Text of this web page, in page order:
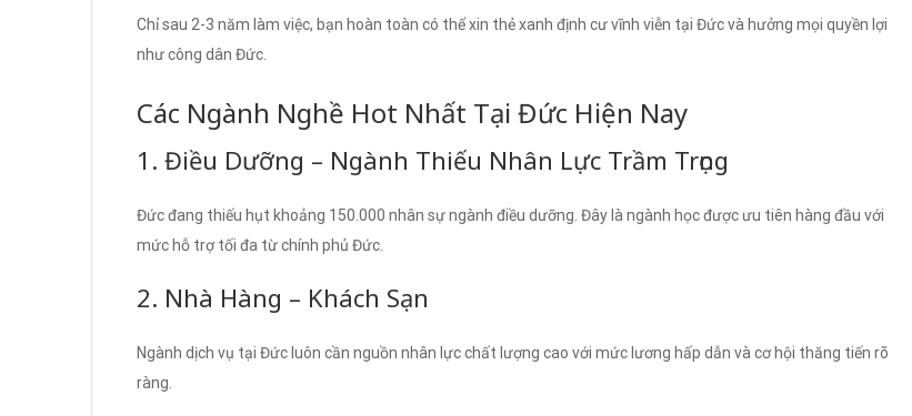
Chỉ sau 2-3 năm làm việc, bạn hoàn toàn có thể xin thẻ xanh định cư vĩnh viễn tại Đức và hưởng mọi quyền lợi
như công dân Đức.
Các Ngành Nghề Hot Nhất Tại Đức Hiện Nay
1. Điều Dưỡng – Ngành Thiếu Nhân Lực Trầm Trọng
Đức đang thiếu hụt khoảng 150.000 nhân sự ngành điều dưỡng. Đây là ngành học được ưu tiên hàng đầu với
mức hỗ trợ tối đa từ chính phủ Đức.
2. Nhà Hàng – Khách Sạn
Ngành dịch vụ tại Đức luôn cần nguồn nhân lực chất lượng cao với mức lương hấp dẫn và cơ hội thăng tiến rõ
ràng.